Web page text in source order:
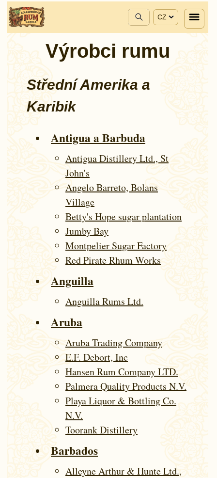
CZ
Výrobci rumu
Střední Amerika a
Karibik
Antigua a Barbuda
Antigua Distillery Ltd., St
John's
Angelo Barreto, Bolans
Village
Betty's Hope sugar plantation
Jumby Bay
Montpelier Sugar Factory
Red Pirate Rhum Works
Anguilla
Anguilla Rums Ltd.
Aruba
Aruba Trading Company
E.F. Debort, Inc
Hansen Rum Company LTD.
Palmera Quality Products N.V.
Playa Liquor & Bottling Co.
N.V.
Toorank Distillery
Barbados
Alleyne Arthur & Hunte Ltd.,